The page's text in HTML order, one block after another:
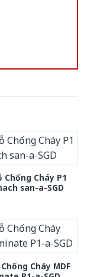
Chống Cháy P1
san-a-SGD
Cháy MDF